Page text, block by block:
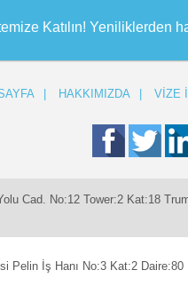
Katılın! Yeniliklerden
HAKKIMIZDA VİZE
Cad. No:12 Tower:2 Kat:18
Pelin İş Hanı No:3 Kat:2 Daire:80